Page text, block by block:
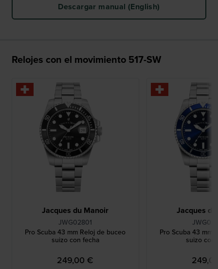
Descargar manual (English)
Relojes con el movimiento 517-SW
Jacques du Manoir
JWG02801
Pro Scuba 43 mm Reloj de buceo
suizo con fecha
249,00 €
Jacques
Pro Scuba 43 mm
suizo con